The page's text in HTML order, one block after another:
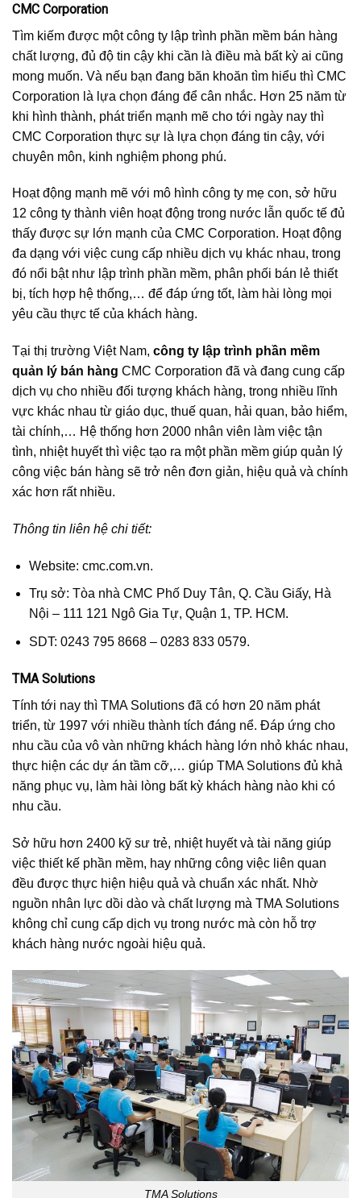
CMC Corporation
Tìm kiếm được một công ty lập trình phần mềm bán hàng
chất lượng, đủ độ tin cậy khi cần là điều mà bất kỳ ai cũng
mong muốn. Và nếu bạn đang băn khoăn tìm hiểu thì CMC
Corporation là lựa chọn đáng để cân nhắc. Hơn 25 năm từ
khi hình thành, phát triển mạnh mẽ cho tới ngày nay thì
CMC Corporation thực sự là lựa chọn đáng tin cậy, với
chuyên môn, kinh nghiệm phong phú.
Hoạt động mạnh mẽ với mô hình công ty mẹ con, sở hữu
12 công ty thành viên hoạt động trong nước lẫn quốc tế đủ
thấy được sự lớn mạnh của CMC Corporation. Hoạt động
đa dạng với việc cung cấp nhiều dịch vụ khác nhau, trong
đó nổi bật như lập trình phần mềm, phân phối bán lẻ thiết
bị, tích hợp hệ thống,… để đáp ứng tốt, làm hài lòng mọi
yêu cầu thực tế của khách hàng.
Tại thị trường Việt Nam, công ty lập trình phần mềm
quản lý bán hàng CMC Corporation đã và đang cung cấp
dịch vụ cho nhiều đối tượng khách hàng, trong nhiều lĩnh
vực khác nhau từ giáo dục, thuế quan, hải quan, bảo hiểm,
tài chính,… Hệ thống hơn 2000 nhân viên làm việc tận
tình, nhiệt huyết thì việc tạo ra một phần mềm giúp quản lý
công việc bán hàng sẽ trở nên đơn giản, hiệu quả và chính
xác hơn rất nhiều.
Thông tin liên hệ chi tiết:
Website: cmc.com.vn.
Trụ sở: Tòa nhà CMC Phố Duy Tân, Q. Cầu Giấy, Hà
Nội – 111 121 Ngô Gia Tự, Quận 1, TP. HCM.
SDT: 0243 795 8668 – 0283 833 0579.
TMA Solutions
Tính tới nay thì TMA Solutions đã có hơn 20 năm phát
triển, từ 1997 với nhiều thành tích đáng nể. Đáp ứng cho
nhu cầu của vô vàn những khách hàng lớn nhỏ khác nhau,
thực hiện các dự án tầm cỡ,… giúp TMA Solutions đủ khả
năng phục vụ, làm hài lòng bất kỳ khách hàng nào khi có
nhu cầu.
Sở hữu hơn 2400 kỹ sư trẻ, nhiệt huyết và tài năng giúp
việc thiết kế phần mềm, hay những công việc liên quan
đều được thực hiện hiệu quả và chuẩn xác nhất. Nhờ
nguồn nhân lực dồi dào và chất lượng mà TMA Solutions
không chỉ cung cấp dịch vụ trong nước mà còn hỗ trợ
khách hàng nước ngoài hiệu quả.
TMA Solutions